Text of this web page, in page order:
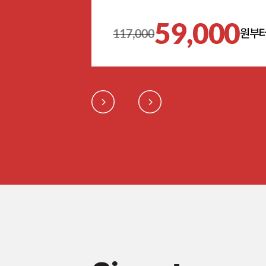
117,00059,000원부터